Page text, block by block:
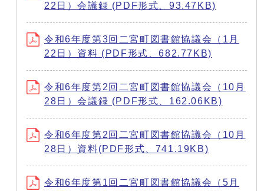
22日）会議録 (PDF形式、93.47KB)
令和6年度第3回二宮町図書館協議会（1月
22日）資料 (PDF形式、682.77KB)
令和6年度第2回二宮町図書館協議会（10月
28日）会議録 (PDF形式、162.06KB)
令和6年度第2回二宮町図書館協議会（10月
28日）資料(PDF形式、741.19KB)
令和6年度第1回二宮町図書館協議会（5月